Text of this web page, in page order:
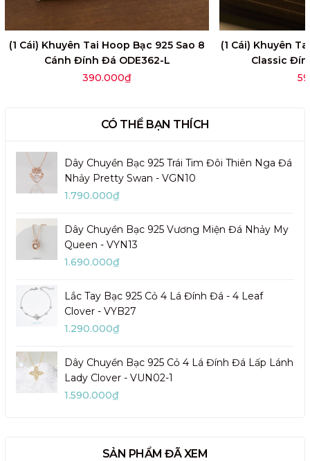
(1 Cái) Khuyên Tai Hoop Bạc 925 Sao 8
Cánh Đính Đá ODE362-L
390.000₫
(1 Cái) Khuyên
Classic
CÓ THỂ BẠN THÍCH
Dây Chuyền Bạc 925 Trái Tim Đôi Thiên Nga Đá
Nhảy Pretty Swan - VGN10
1.790.000₫
Dây Chuyền Bạc 925 Vương Miện Đá Nhảy My
Queen - VYN13
1.690.000₫
Lắc Tay Bạc 925 Cỏ 4 Lá Đính Đá - 4 Leaf
Clover - VYB27
1.290.000₫
Dây Chuyền Bạc 925 Cỏ 4 Lá Đính Đá Lấp Lánh
Lady Clover - VUN02-1
1.590.000₫
SẢN PHẨM ĐÃ XEM